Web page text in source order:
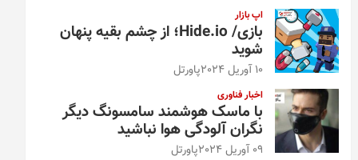
اپ بازار
بازی/ Hide.io؛ از چشم بقیه پنهان
شوید
10 آوریل 2024 پاورتل
اخبار فناوری
با ماسک هوشمند سامسونگ دیگر
نگران آلودگی هوا نباشید
09 آوریل 2024 پاورتل